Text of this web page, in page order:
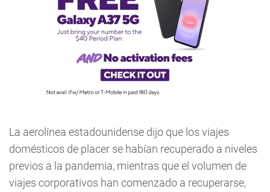
La aerolínea estadounidense dijo que los viajes
domésticos de placer se habían recuperado a niveles
previos a la pandemia, mientras que el volumen de
viajes corporativos han comenzado a recuperarse,